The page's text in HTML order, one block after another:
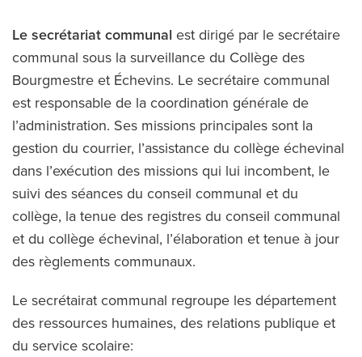
Le secrétariat communal est dirigé par le secrétaire
communal sous la surveillance du Collège des
Bourgmestre et Échevins. Le secrétaire communal
est responsable de la coordination générale de
l’administration. Ses missions principales sont la
gestion du courrier, l’assistance du collège échevinal
dans l’exécution des missions qui lui incombent, le
suivi des séances du conseil communal et du
collège, la tenue des registres du conseil communal
et du collège échevinal, l’élaboration et tenue à jour
des règlements communaux.
Le secrétairat communal regroupe les département
des ressources humaines, des relations publique et
du service scolaire: